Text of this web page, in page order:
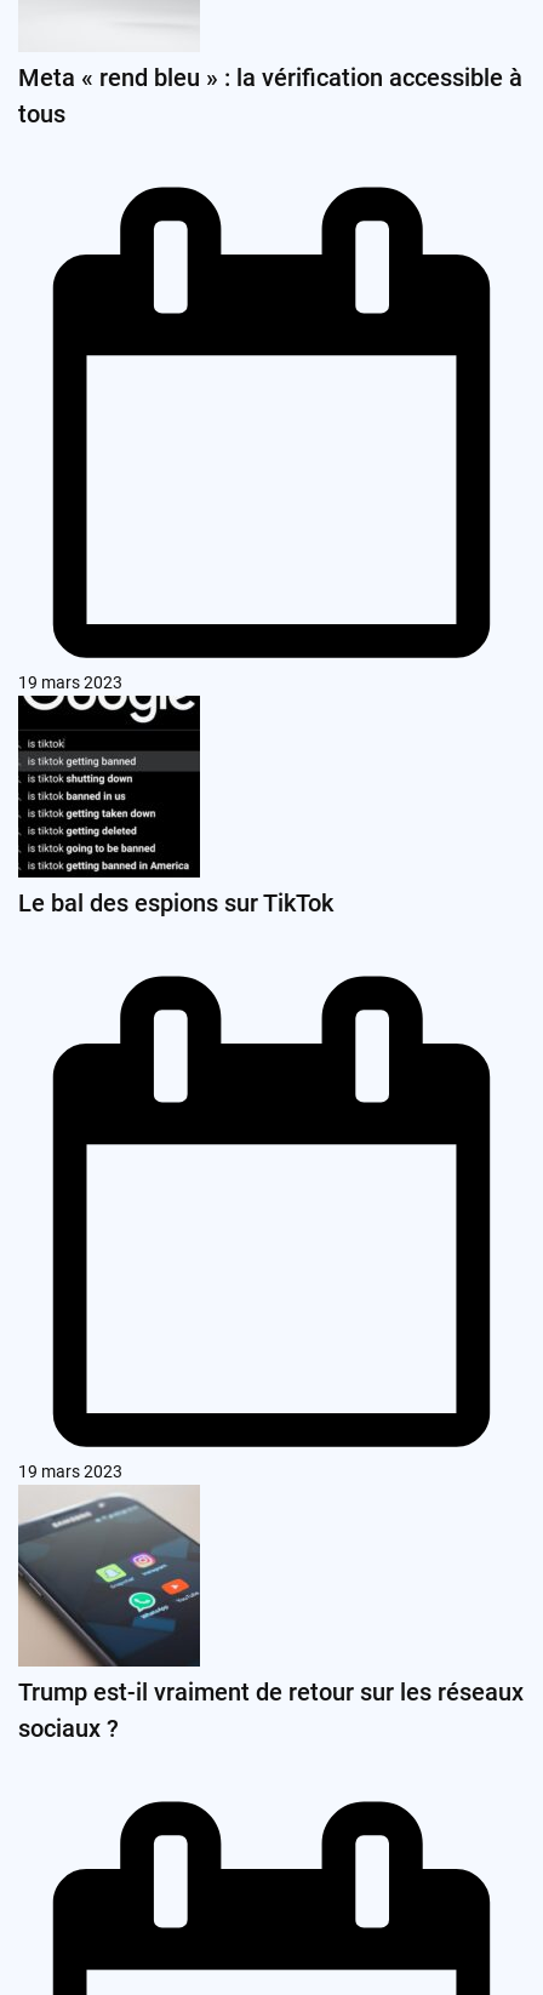
Meta « rend bleu » : la vérification accessible à
tous
19 mars 2023
Le bal des espions sur TikTok
19 mars 2023
Trump est-il vraiment de retour sur les réseaux
sociaux ?